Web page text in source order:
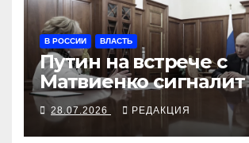
В РОССИИ ВЛАСТЬ
Путин на встрече с
Матвиенко сигналит
предстоящем по
28.07.2026 РЕДАКЦИЯ